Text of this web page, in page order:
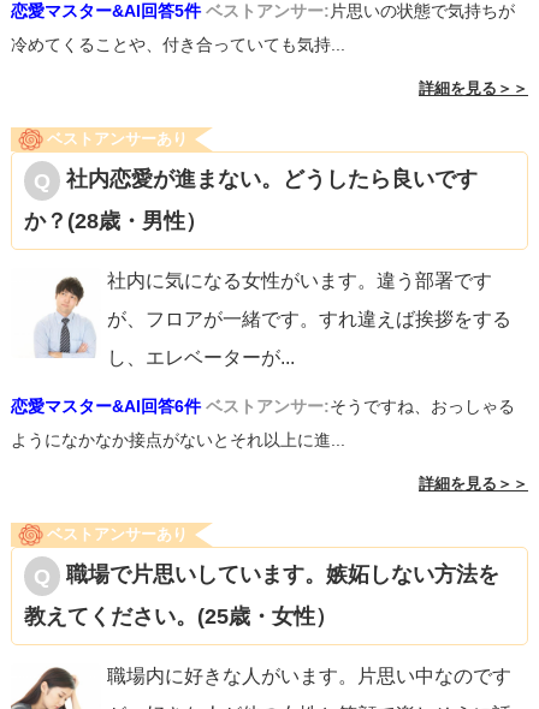
恋愛マスター&AI回答5件 ベストアンサー:片思いの状態で気持ちが
冷めてくることや、付き合っていても気持...
詳細を見る＞＞
ベストアンサーあり
社内恋愛が進まない。どうしたら良いです
か？(28歳・男性）
社内に気になる女性がいます。違う部署です
が、フロアが一緒です。すれ違えば挨拶をする
し、エレベーターが...
恋愛マスター&AI回答6件 ベストアンサー:そうですね、おっしゃる
ようになかなか接点がないとそれ以上に進...
詳細を見る＞＞
ベストアンサーあり
職場で片思いしています。嫉妬しない方法を
教えてください。(25歳・女性）
職場内に好きな人がいます。片思い中なのです